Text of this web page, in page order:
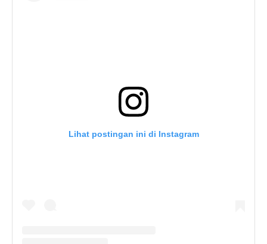
Lihat postingan ini di Instagram